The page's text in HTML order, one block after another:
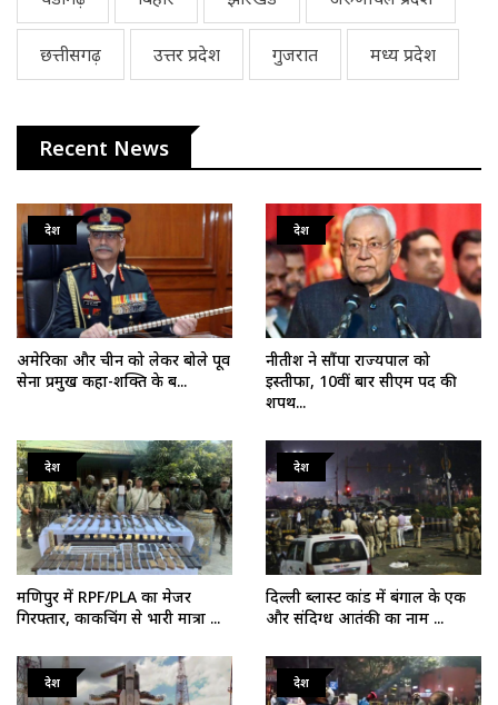
छत्तीसगढ़ उत्तर प्रदेश गुजरात मध्य प्रदेश
Recent News
देश
अमेरिका और चीन को लेकर बोले पूर्व
सेना प्रमुख कहा-शक्ति के ब...
देश
नीतीश ने सौंपा राज्यपाल को
इस्तीफा, 10वीं बार सीएम पद की
शपथ...
देश
मणिपुर में RPF/PLA का मेजर
गिरफ्तार, काकचिंग से भारी मात्रा ...
देश
दिल्ली ब्लास्ट कांड में बंगाल के एक
और संदिग्ध आतंकी का नाम ...
देश देश